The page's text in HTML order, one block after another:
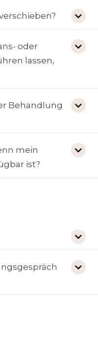
oder
lassen,
Behandlung
mein
ist?